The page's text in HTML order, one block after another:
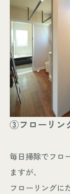
③フローリン
毎日掃除でフロ
ますが、
フローリングに